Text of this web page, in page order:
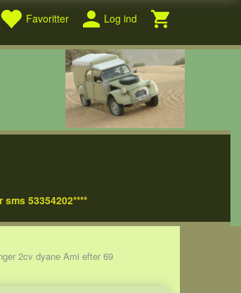
Favoritter Log ind
53354202****
2cv dyane Ami efter 69